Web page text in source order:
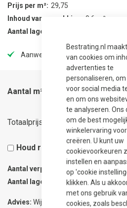
Bestrating.nl
van cookies om
advertenties te
personaliseren,
voor social media
en om ons
te analyseren. Ons
om de best
winkelervaring
creëren. U kunt uw
cookievoorkeuren
instellen en
op 'cookie
klikken. Als u
met ons gebruik
cookies, zoals
Prijs per m²
29,75
Inhoud van verpakking
9.6 m²
Aantal lagen per verpakking
Aanwezig in onze showtuin
Aantal m²
Totaalprijs 23,80
Houd rekening met 5%
Aantal verpakkingen
0.09
Aantal lagen
Advies: Wij adviseren 5% meer te